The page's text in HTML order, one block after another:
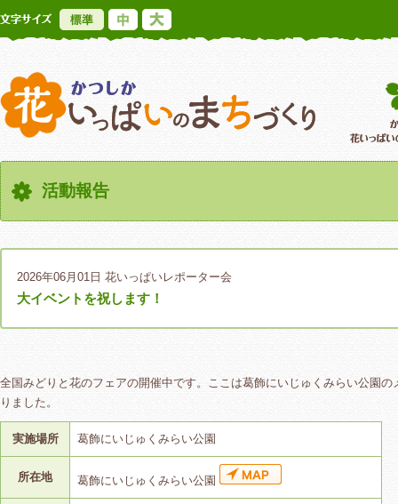
標準
かつしか花い
活動報告
2026年06月01日 花いっぱいレポーター会
大イベントを祝します！
全国みどりと花のフェアの開催中です。ここは葛飾にいじゅくみらい公園
りました。
実施場所 葛飾にいじゅくみらい公園
所在地 葛飾にいじゅくみらい公園